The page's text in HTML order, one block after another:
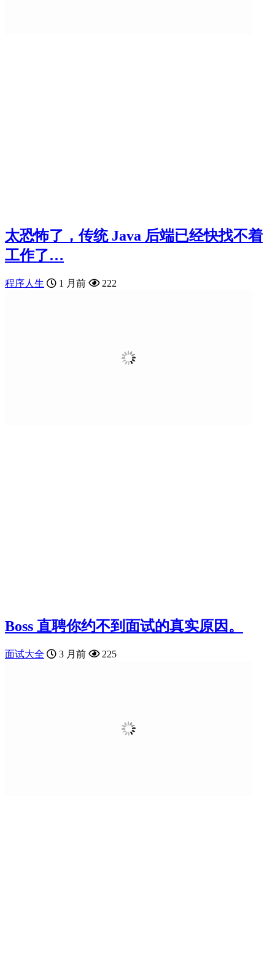
太恐怖了，传统 Java 后端已经快找不着
工作了…
程序人生 1 月前 222
Boss 直聘你约不到面试的真实原因。
面试大全 3 月前 225